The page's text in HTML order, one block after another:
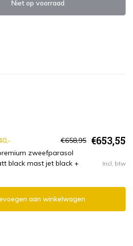
Niet op voorraad
€658,95 €653,55
zweefparasol
black mast jet black +
Incl. btw
aan winkelwagen